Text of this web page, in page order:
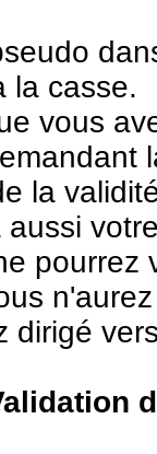
la casse.
vous
la
aussi
pourrez
dirigé